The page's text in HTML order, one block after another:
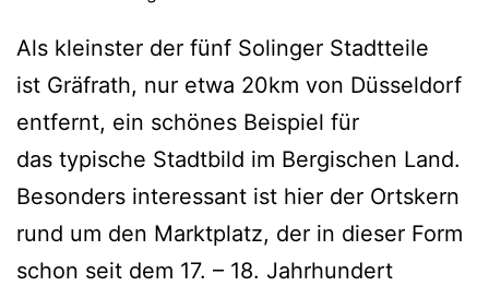
Als kleinster der fünf Solinger Stadtteile
ist Gräfrath, nur etwa 20km von Düsseldorf
entfernt, ein schönes Beispiel für
das typische Stadtbild im Bergischen Land.
Besonders interessant ist hier der Ortskern
rund um den Marktplatz, der in dieser Form
schon seit dem 17. – 18. Jahrhundert